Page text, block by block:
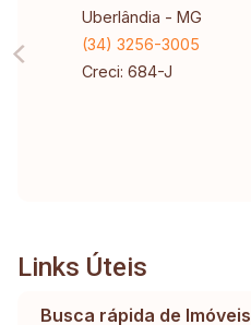
Uberlândia - MG
(34) 3256-3005
Creci: 684-J
Links Úteis
Busca rápida de Imóveis